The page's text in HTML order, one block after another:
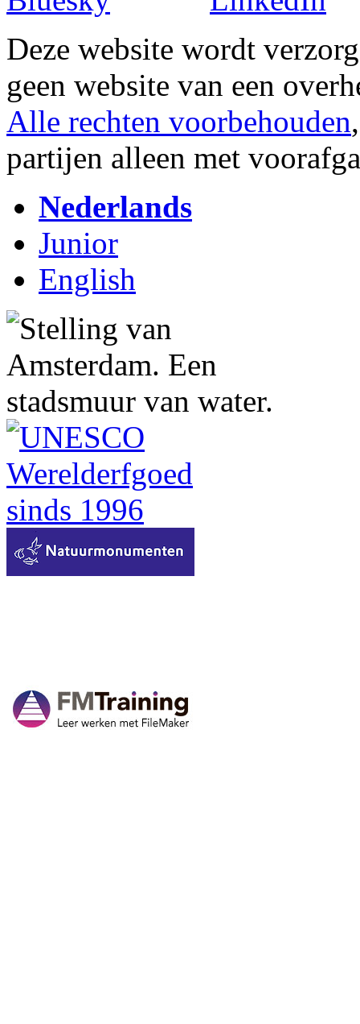
Deze website wordt
geen website van een
Alle rechten voorbehouden
partijen alleen met
Nederlands
Junior
English